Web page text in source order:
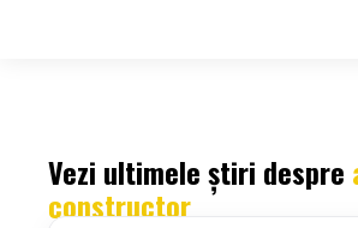
Vezi ultimele știri despre
constructor